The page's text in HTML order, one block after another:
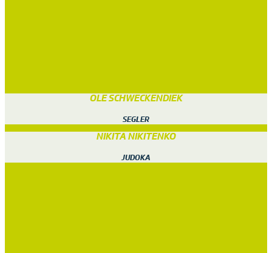
OLE SCHWECKENDIEK
SEGLER
NIKITA NIKITENKO
JUDOKA